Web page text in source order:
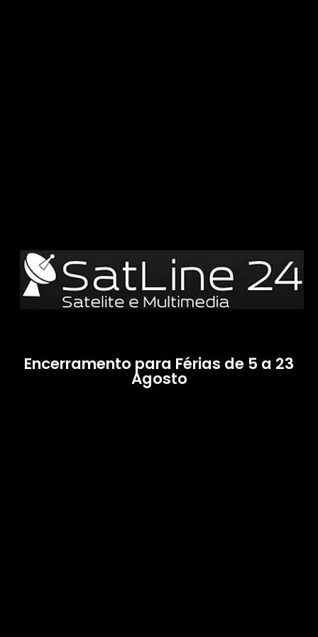
Encerramento para Férias de 5 a 23
Agosto